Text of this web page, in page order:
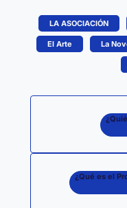
LA ASOCIACIÓN
El Arte La
¿Qué es el